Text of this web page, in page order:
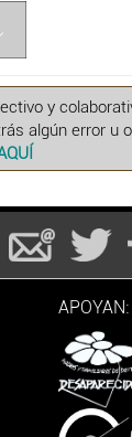
y
algún error u
APOYAN: